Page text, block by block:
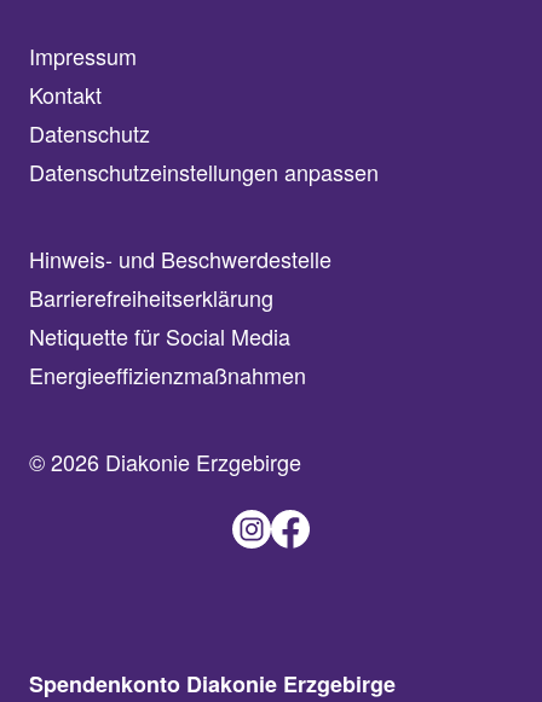
Impressum
Kontakt
Datenschutz
Datenschutzeinstellungen anpassen
Hinweis- und Beschwerdestelle
Barrierefreiheitserklärung
Netiquette für Social Media
Energieeffizienzmaßnahmen
© 2026 Diakonie Erzgebirge
Spendenkonto Diakonie Erzgebirge